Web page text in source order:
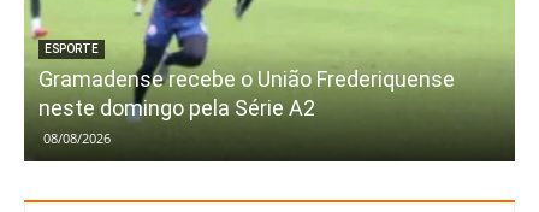
ESPORTE
Gramadense recebe o União Frederiquense
neste domingo pela Série A2
08/08/2026